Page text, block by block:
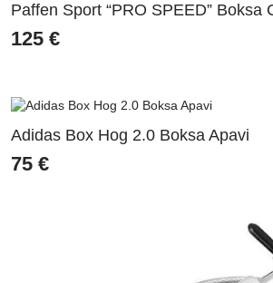
Paffen Sport “PRO SPEED” Boksa
125 €
Adidas Box Hog 2.0 Boksa Apavi
75 €